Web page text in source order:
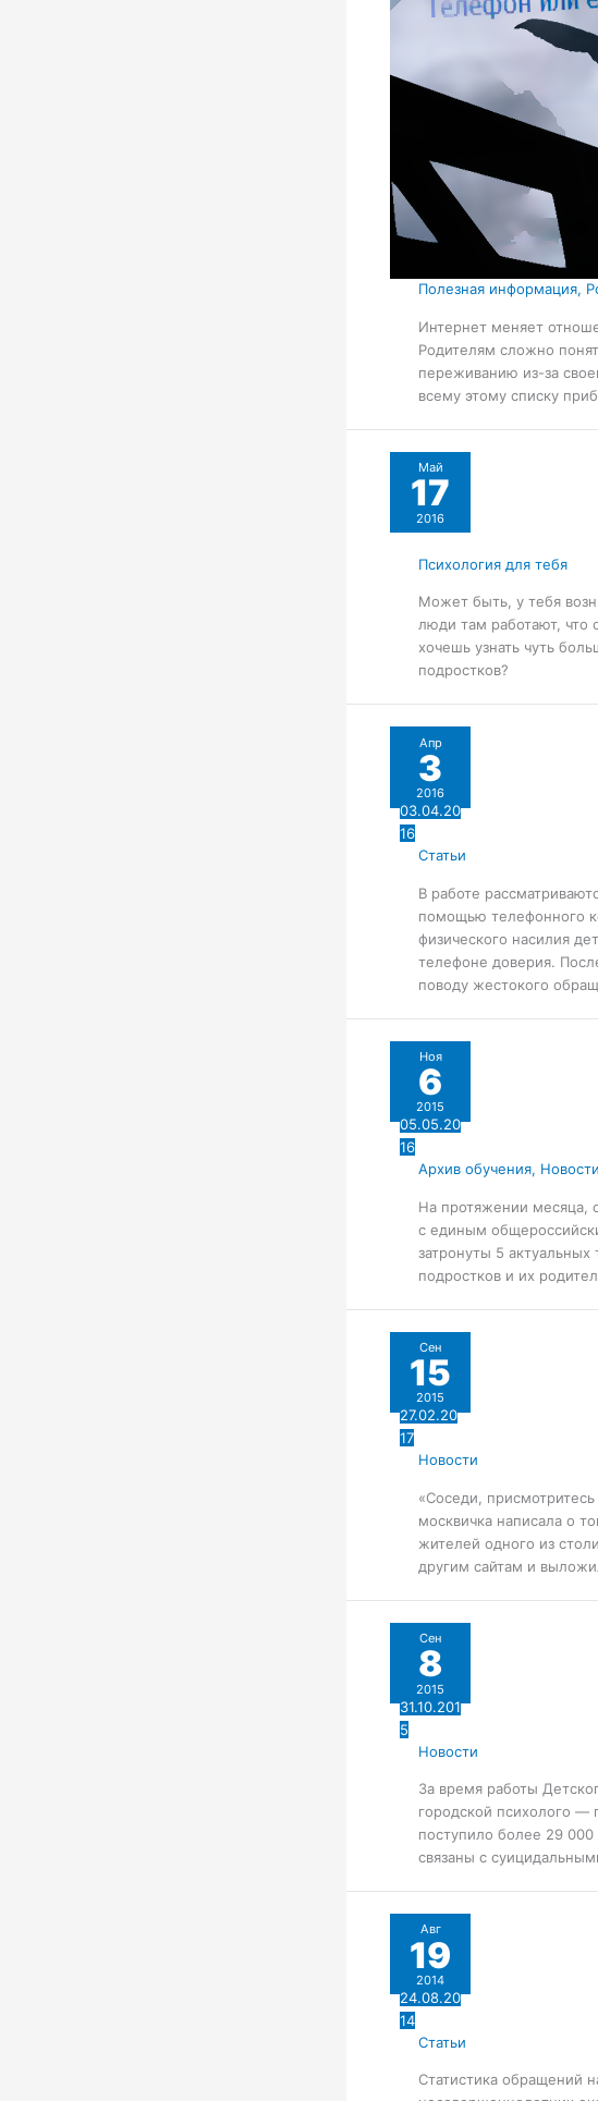
Полезная информация,
Интернет меняет
Родителям сложно
переживанию из-за
всему этому списку
Май
17
2016
Психология для тебя
Может быть, у тебя
люди там работают,
хочешь узнать чуть
подростков?
Апр
3
2016
03.04.20
16
Статьи
В работе
помощью телефонного
физического насилия
телефоне доверия.
поводу жестокого
Ноя
6
2015
05.05.20
16
Архив обучения, Новости
На протяжении месяца,
с единым
затронуты 5
подростков и их
Сен
15
2015
27.02.20
17
Новости
«Соседи,
москвичка написала о
жителей одного из
другим сайтам и
Сен
8
2015
31.10.201
5
Новости
За время работы
городской психолого —
поступило более 29 000
связаны с
Авг
19
2014
24.08.20
14
Статьи
Статистика обращений